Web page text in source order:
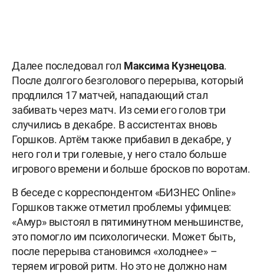
Далее последовал гол Максима Кузнецова.
После долгого безголового перерыва, который
продлился 17 матчей, нападающий стал
забивать через матч. Из семи его голов три
случились в декабре. В ассистентах вновь
Горшков. Артём также прибавил в декабре, у
него гол и три голевые, у него стало больше
игрового времени и больше бросков по воротам.
В беседе с корреспондентом «БИЗНЕС Online»
Горшков также отметил проблемы уфимцев:
«Амур» выстоял в пятиминутном меньшинстве,
это помогло им психологически. Может быть,
после перерыва становимся «холоднее» –
теряем игровой ритм. Но это не должно нам